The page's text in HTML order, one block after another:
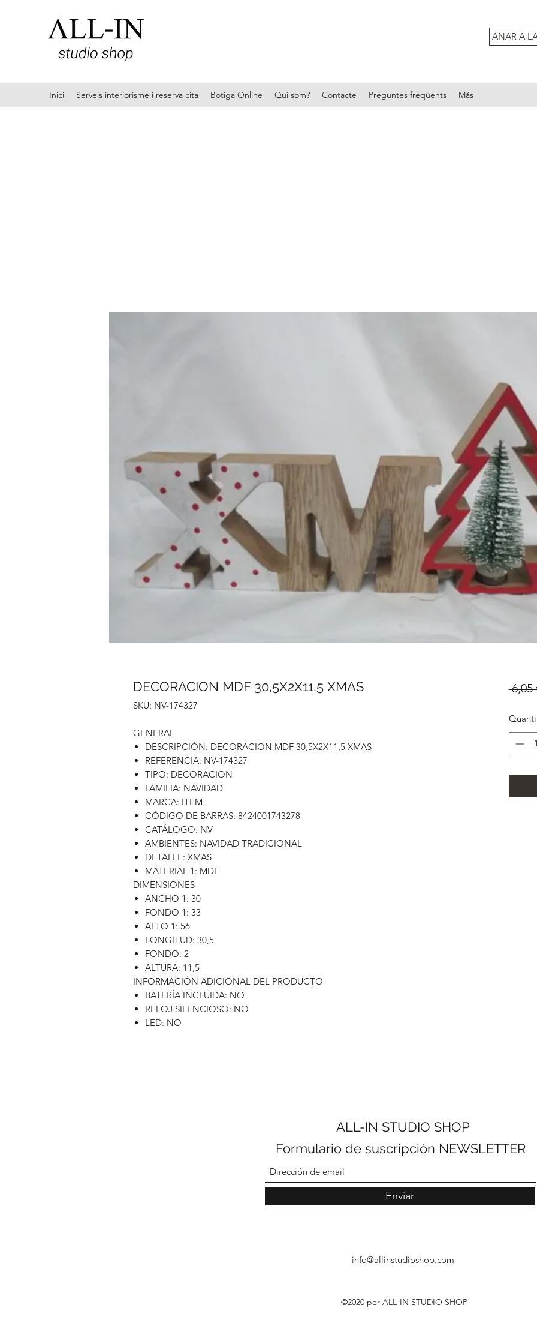
ANAR A
Inici Serveis interiorisme i reserva cita Botiga Online Qui som? Contacte Preguntes freqüents Más
DECORACION MDF 30,5X2X11,5 XMAS
SKU: NV-174327
GENERAL
DESCRIPCIÓN: DECORACION MDF 30,5X2X11,5 XMAS
REFERENCIA: NV-174327
TIPO: DECORACION
FAMILIA: NAVIDAD
MARCA: ITEM
CÓDIGO DE BARRAS: 8424001743278
CATÁLOGO: NV
AMBIENTES: NAVIDAD TRADICIONAL
DETALLE: XMAS
MATERIAL 1: MDF
DIMENSIONES
ANCHO 1: 30
FONDO 1: 33
ALTO 1: 56
LONGITUD: 30,5
FONDO: 2
ALTURA: 11,5
INFORMACIÓN ADICIONAL DEL PRODUCTO
BATERÍA INCLUIDA: NO
RELOJ SILENCIOSO: NO
LED: NO
6,05
ALL-IN STUDIO SHOP
Formulario de suscripción NEWSLETTER
Enviar
info@allinstudioshop.com
©2020 per ALL-IN STUDIO SHOP